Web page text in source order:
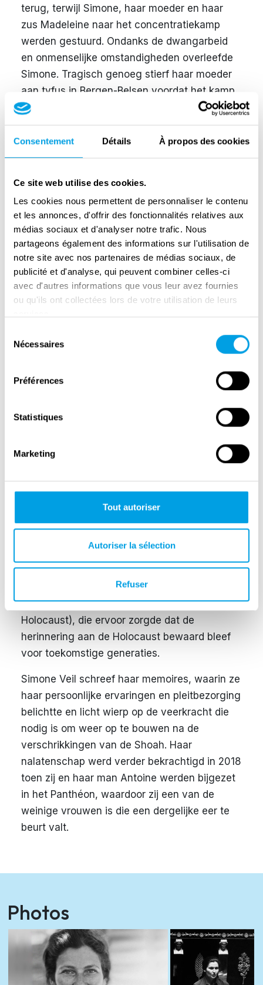
Consentement Détails À propos des cookies
Ce site web utilise des cookies.
Les cookies nous permettent de personnaliser le contenu
et les annonces, d'offrir des fonctionnalités relatives aux
médias sociaux et d'analyser notre trafic. Nous
partageons également des informations sur l'utilisation de
notre site avec nos partenaires de médias sociaux, de
publicité et d'analyse, qui peuvent combiner celles-ci
avec d'autres informations que vous leur avez fournies
ou qu'ils ont collectées lors de votre utilisation de leurs
Nécessaires
Préférences
Statistiques
Marketing
Tout autoriser
Autoriser la sélection
Refuser
terug, terwijl Simone, haar moeder en haar
zus Madeleine naar het concentratiekamp
werden gestuurd. Ondanks de dwangarbeid
en onmenselijke omstandigheden overleefde
Simone. Tragisch genoeg stierf haar moeder
aan tyfus in Bergen-Belsen voordat het kamp
in 1945 werd bevrijd.
Na de oorlog keerde Simone Veil terug naar
Frankrijk. Ze studeerde rechten aan de
als magistraat, waarbij ze zich richtte op de
hervorming van gevangenissen en het welzijn
van gedetineerden. Haar oorlogservaringen
hebben haar toewijding aan rechtvaardigheid
en mensenrechten diepgaand beïnvloed. In
1974 werd ze benoemd tot minister van
Volksgezondheid, waar ze met succes de
"Sluierwet" van 1975 verdedigde, die abortus
in Frankrijk legaliseerde, een mijlpaal op het
Simone Veil over haar ervaringen als
documentaire voor de Franse televisie, op een
de wijdverspreide ontkenning van de
De invloed van Simone Veil reikte verder dan
verkozen tot voorzitter van het Europees
Parlement, waar ze zich inzette voor Europese
integratie en mensenrechten. Naast haar
een leidende rol als voorzitter van de
Fondation pour la Mémoire de la Shoah
(Stichting voor de Herinnering van de
Holocaust), die ervoor zorgde dat de
herinnering aan de Holocaust bewaard bleef
voor toekomstige generaties.
Simone Veil schreef haar memoires, waarin ze
haar persoonlijke ervaringen en pleitbezorging
belichtte en licht wierp op de veerkracht die
nodig is om weer op te bouwen na de
verschrikkingen van de Shoah. Haar
nalatenschap werd verder bekrachtigd in 2018
toen zij en haar man Antoine werden bijgezet
in het Panthéon, waardoor zij een van de
weinige vrouwen is die een dergelijke eer te
beurt valt.
Photos